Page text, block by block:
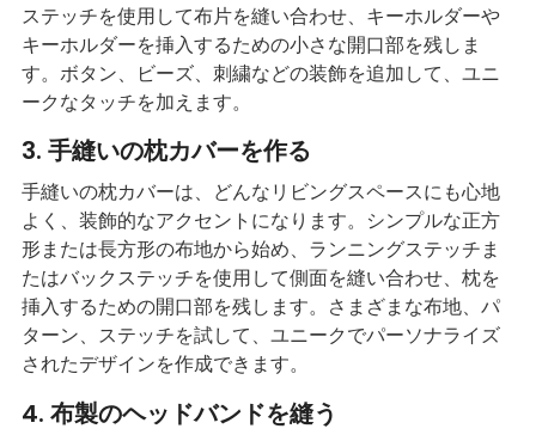
ステッチを使用して布片を縫い合わせ、キーホルダーや
キーホルダーを挿入するための小さな開口部を残しま
す。ボタン、ビーズ、刺繍などの装飾を追加して、ユニ
ークなタッチを加えます。
3. 手縫いの枕カバーを作る
手縫いの枕カバーは、どんなリビングスペースにも心地
よく、装飾的なアクセントになります。シンプルな正方
形または長方形の布地から始め、ランニングステッチま
たはバックステッチを使用して側面を縫い合わせ、枕を
挿入するための開口部を残します。さまざまな布地、パ
ターン、ステッチを試して、ユニークでパーソナライズ
されたデザインを作成できます。
4. 布製のヘッドバンドを縫う